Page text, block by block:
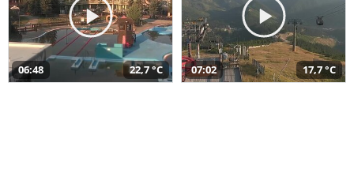
06:48 22,7 °C 07:02 17,7 °C